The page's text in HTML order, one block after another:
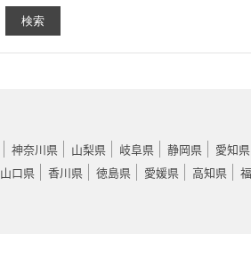
神奈川県 山梨県 岐阜県 静岡県 愛知県
山口県 香川県 徳島県 愛媛県 高知県